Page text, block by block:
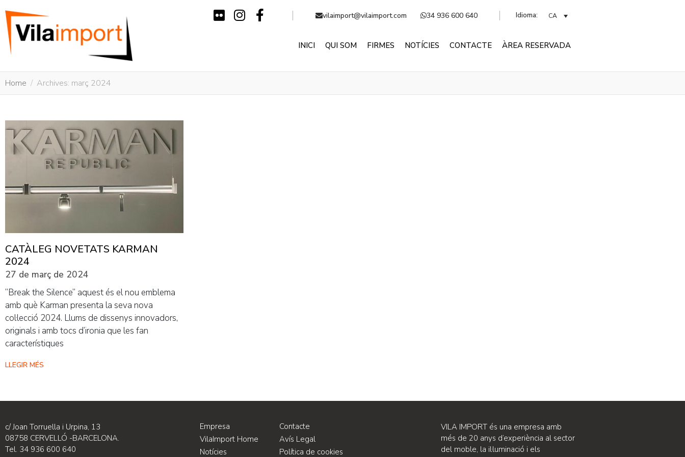
vilaimport@vilaimport.com 34 936 600 640 Idioma: CA
INICI QUI SOM FIRMES NOTÍCIES CONTACTE ÀREA RESERVADA
Home Archives: març 2024
CATÀLEG NOVETATS KARMAN
2024
27 de març de 2024
”Break the Silence” aquest és el nou emblema
amb què Karman presenta la seva nova
col·lecció 2024. Llums de dissenys innovadors,
originals i amb tocs d’ironia que les fan
característiques
LLEGIR MÉS
c/ Joan Torruella i Urpina, 13
08758 CERVELLÓ -BARCELONA.
Tel. 34 936 600 640
Empresa
VilaImport Home
Notícies
Contacte
Avís Legal
Política de cookies
VILA IMPORT és una empresa amb
més de 20 anys d’experiència al sector
del moble, la il·luminació i els